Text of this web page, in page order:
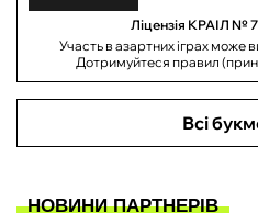
Ліцензія КРАІЛ №
Участь в азартних іграх може
Дотримуйтеся правил
Всі